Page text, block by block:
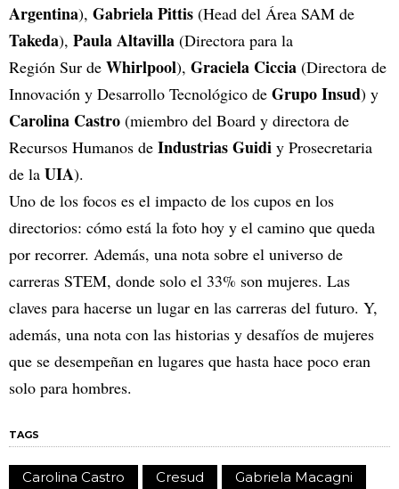
Argentina), Gabriela Pittis (Head del Área SAM de
Takeda), Paula Altavilla (Directora para la
Región Sur de Whirlpool), Graciela Ciccia (Directora de
Innovación y Desarrollo Tecnológico de Grupo Insud) y
Carolina Castro (miembro del Board y directora de
Recursos Humanos de Industrias Guidi y Prosecretaria
de la UIA).
Uno de los focos es el impacto de los cupos en los
directorios: cómo está la foto hoy y el camino que queda
por recorrer. Además, una nota sobre el universo de
carreras STEM, donde solo el 33% son mujeres. Las
claves para hacerse un lugar en las carreras del futuro. Y,
además, una nota con las historias y desafíos de mujeres
que se desempeñan en lugares que hasta hace poco eran
solo para hombres.
TAGS
Carolina Castro Cresud
Gabriela Macagni